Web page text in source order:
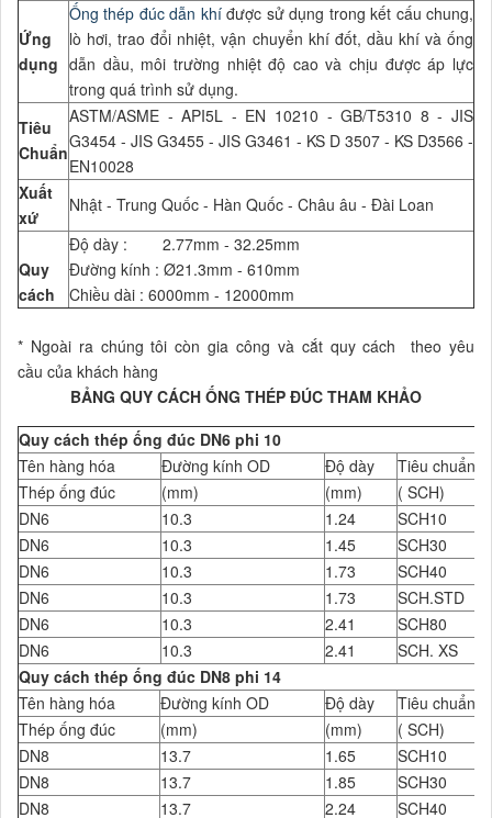
Ứng
dụng
Ống thép đúc dẫn khíđược sử dụng trong kết cấu chung,
lò hơi, trao đổi nhiệt, vận chuyển khí đốt, dầu khí và ống
dẫn dầu, môi trường nhiệt độ cao và chịu được áp lực
trong quá trình sử dụng.
Tiêu
Chuẩn
ASTM/ASME - API5L - EN 10210 - GB/T5310 8 - JIS
G3454 - JIS G3455 - JIS G3461 - KS D 3507 - KS D3566 -
EN10028
Xuất
xứ
Nhật - Trung Quốc - Hàn Quốc - Châu âu - Đài Loan
Quy
cách
Độ dày : 2.77mm - 32.25mm
Đường kính : Ø21.3mm - 610mm
Chiều dài : 6000mm - 12000mm
* Ngoài ra chúng tôi còn gia công và cắt quy cách theo yêu
cầu của khách hàng
BẢNG QUY CÁCH ỐNG THÉP ĐÚC THAM KHẢO
Quy cách thép ống đúc DN6 phi 10
Tên hàng hóa
Đường kính OD Độ dày
Tiêu chuẩn
Thép ống đúc
(mm) (mm)
( SCH)
DN6
10.3 1.24
SCH10
DN6
10.3 1.45
SCH30
DN6
10.3 1.73
SCH40
DN6
10.3 1.73
SCH.STD
DN6
10.3 2.41
SCH80
DN6
10.3 2.41
SCH. XS
Quy cách thép ống đúc DN8 phi 14
Tên hàng hóa
Đường kính OD Độ dày
Tiêu chuẩn
Thép ống đúc
(mm) (mm)
( SCH)
DN8
13.7 1.65
SCH10
DN8
13.7 1.85
SCH30
DN8
13.7 2.24
SCH40